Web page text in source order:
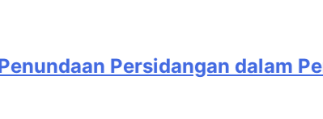
dalam Pemeriksaan